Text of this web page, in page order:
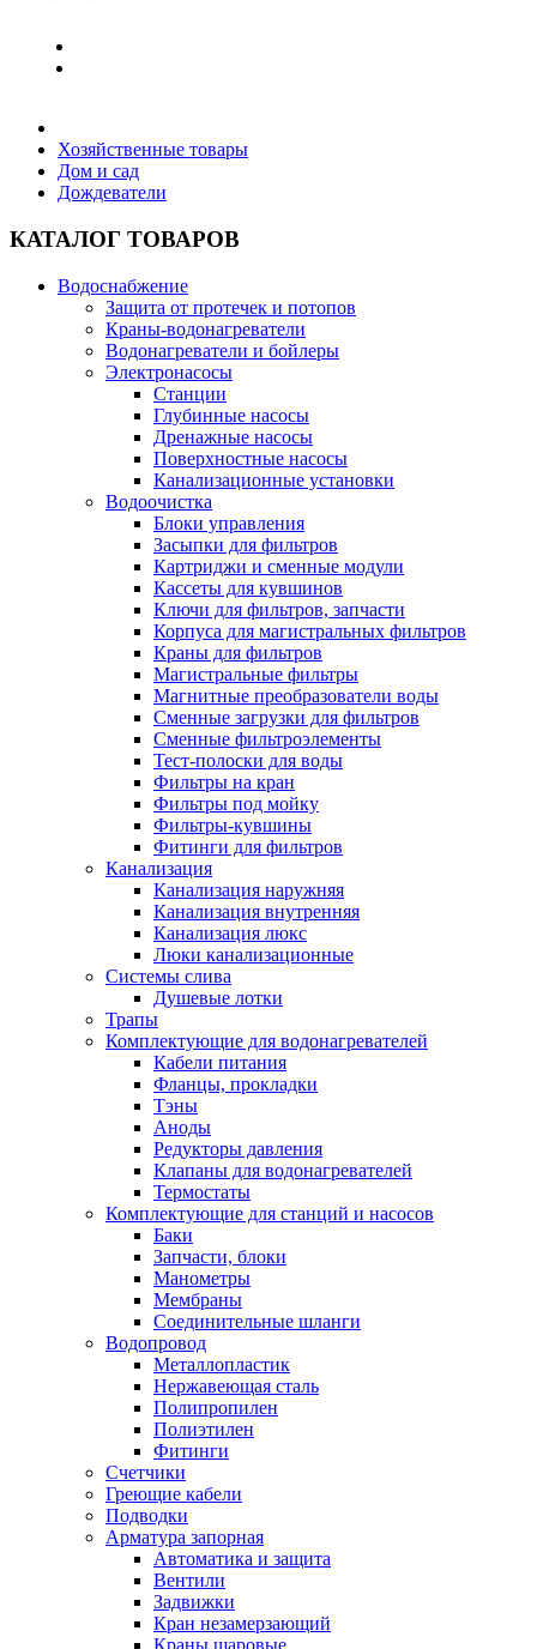
Строительные товары
Все для бани
Полезные статьи
Новости и Акции
Оплата и доставка
Сервис-центр
Адреса Сервис-центров
Условия возврата товара
Обмен и возврат товара
Вакансии
Хозяйственные товары
Дом и сад
Дождеватели
КАТАЛОГ ТОВАРОВ
Водоснабжение
Защита от протечек и потопов
Краны-водонагреватели
Водонагреватели и бойлеры
Электронасосы
Станции
Глубинные насосы
Дренажные насосы
Поверхностные насосы
Канализационные установки
Водоочистка
Блоки управления
Засыпки для фильтров
Картриджи и сменные модули
Кассеты для кувшинов
Ключи для фильтров, запчасти
Корпуса для магистральных фильтров
Краны для фильтров
Магистральные фильтры
Магнитные преобразователи воды
Сменные загрузки для фильтров
Сменные фильтроэлементы
Тест-полоски для воды
Фильтры на кран
Фильтры под мойку
Фильтры-кувшины
Фитинги для фильтров
Канализация
Канализация наружняя
Канализация внутренняя
Канализация люкс
Люки канализационные
Системы слива
Душевые лотки
Трапы
Комплектующие для водонагревателей
Кабели питания
Фланцы, прокладки
Тэны
Аноды
Редукторы давления
Клапаны для водонагревателей
Термостаты
Комплектующие для станций и насосов
Баки
Запчасти, блоки
Манометры
Мембраны
Соединительные шланги
Водопровод
Металлопластик
Нержавеющая сталь
Полипропилен
Полиэтилен
Фитинги
Счетчики
Греющие кабели
Подводки
Арматура запорная
Автоматика и защита
Вентили
Задвижки
Кран незамерзающий
Краны шаровые